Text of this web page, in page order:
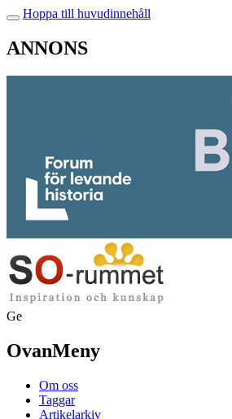
Hoppa till huvudinnehåll
ANNONS
Ge
OvanMeny
Om oss
Taggar
Artikelarkiv